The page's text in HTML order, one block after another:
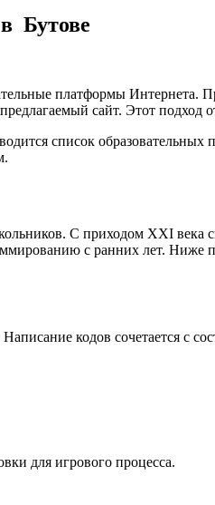
Бутове
платформы Интернета.
сайт. Этот
список
С приходом XXI века
с ранних лет.
кодов сочетается с
для игрового процесса.